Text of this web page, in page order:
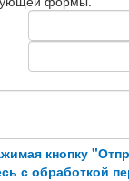
кнопку
с обработкой